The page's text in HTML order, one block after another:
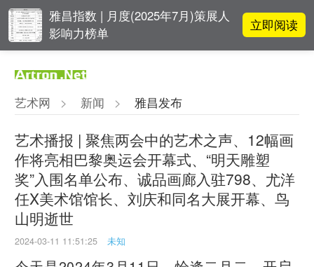
雅昌指数 | 月度(2025年7月)策展人
影响力榜单
立即阅读
破界与归真
对话 | 在开放和自由中确立艺术价
值
李铁夫冯钢百领衔 作为群体的早期
粤籍留美艺术家
立即阅读
艺术网 > 新闻 > 雅昌发布
艺术播报 | 聚焦两会中的艺术之声、12幅画
作将亮相巴黎奥运会开幕式、“明天雕塑
奖”入围名单公布、诚品画廊入驻798、尤洋
任X美术馆馆长、刘庆和同名大展开幕、鸟
山明逝世
2024-03-11 11:51:25 未知